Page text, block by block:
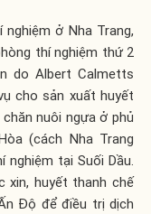
ở Nha Trang,
thí nghiệm thứ 2
do Albert Calmetts
cho sản xuất huyết
nuôi ngựa ở phủ
(cách Nha Trang
nghiệm tại Suối Dầu.
xin, huyết thanh chế
Độ để điều trị dịch